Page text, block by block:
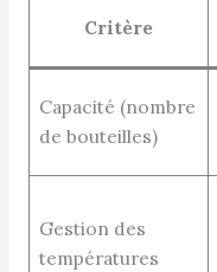
Critère
Capacité (nombre
de bouteilles)
Gestion des
températures